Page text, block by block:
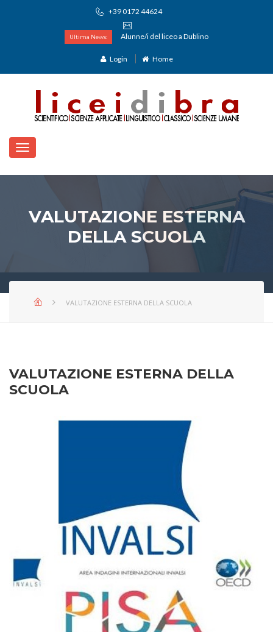
+39 0172 44624
Ultima News: Alunne/i del liceo a Dublino
Login Home
VALUTAZIONE ESTERNA
DELLA SCUOLA
VALUTAZIONE ESTERNA DELLA SCUOLA
VALUTAZIONE ESTERNA DELLA
SCUOLA